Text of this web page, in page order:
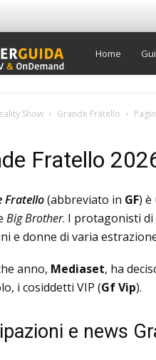
Super
Home
Show Grande Fratello
Fratello
Fratello(abbreviato in GF) è
Big Brother. I protagonisti di
e donne di varia
anno, Mediaset, ha
i cosiddetti VIP (Gf Vip).
e news